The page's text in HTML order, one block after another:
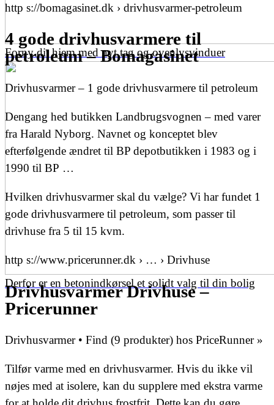
Forny dit hjem med nyt tag og ovenlysvinduer
Derfor er en betonindkørsel et solidt valg til din bolig
http s://bomagasinet.dk › drivhusvarmer-petroleum
4 gode drivhusvarmere til
petroleum – Bomagasinet
Drivhusvarmer – 1 gode drivhusvarmere til petroleum
Dengang hed butikken Landbrugsvognen – med varer
fra Harald Nyborg. Navnet og konceptet blev
efterfølgende ændret til BP depotbutikken i 1983 og i
1990 til BP …
Hvilken drivhusvarmer skal du vælge? Vi har fundet 1
gode drivhusvarmere til petroleum, som passer til
drivhuse fra 5 til 15 kvm.
http s://www.pricerunner.dk › … › Drivhuse
Drivhusvarmer Drivhuse –
Pricerunner
Drivhusvarmer • Find (9 produkter) hos PriceRunner »
Tilfør varme med en drivhusvarmer. Hvis du ikke vil
nøjes med at isolere, kan du supplere med ekstra varme